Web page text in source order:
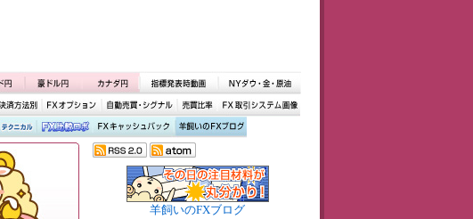
羊飼いのFXブログ